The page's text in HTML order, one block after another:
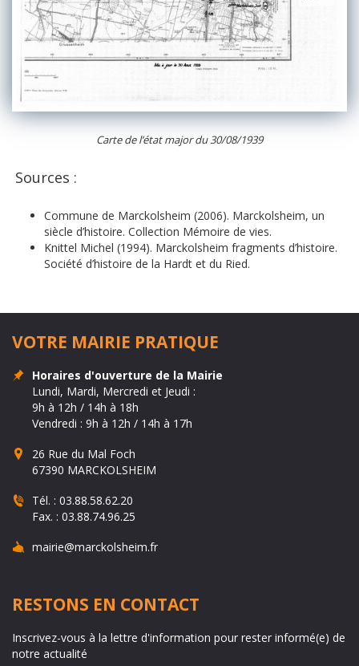
Carte de l’état major du 30/08/1939
Sources :
Commune de Marckolsheim (2006). Marckolsheim, un
siècle d’histoire. Collection Mémoire de vies.
Knittel Michel (1994). Marckolsheim fragments d’histoire.
Société d’histoire de la Hardt et du Ried.
VOTRE MAIRIE PRATIQUE
Horaires d'ouverture de la Mairie
Lundi, Mardi, Mercredi et Jeudi :
9h à 12h / 14h à 18h
Vendredi : 9h à 12h / 14h à 17h
26 Rue du Mal Foch
67390 MARCKOLSHEIM
Tél. : 03.88.58.62.20
Fax. : 03.88.74.96.25
mairie@marckolsheim.fr
RESTONS EN CONTACT
Inscrivez-vous à la lettre d'information pour rester informé(e) de
notre actualité